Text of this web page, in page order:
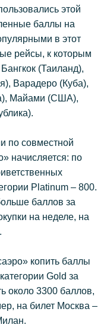
этой
баллы на
в этот
рейсы, к которым
(Таиланд),
Варадеро (Куба),
Майами (США),
по совместной
начисляется: по
Platinum – 800.
баллов за
на неделе, на
копить баллы
Gold за
около 3300 баллов,
на билет Москва –